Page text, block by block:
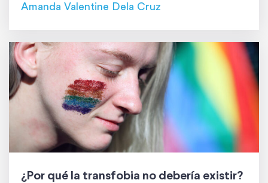
Y las competencias tienen primeros,
por el tema de la […]
Amanda Valentine Dela Cruz
¿Por qué la transfobia no debería existir?